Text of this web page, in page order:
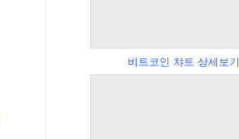
비트코인 챠트 상세보기